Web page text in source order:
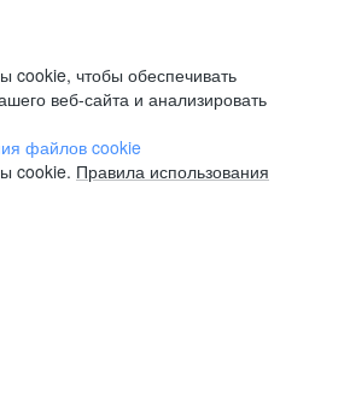
чтобы обеспечивать
веб-сайта и анализировать
файлов cookie
cookie. Правила использования